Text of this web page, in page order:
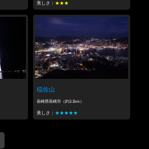
美しさ： ★★★
稲佐山
長崎県長崎市（約3.1km）
美しさ： ★★★★★